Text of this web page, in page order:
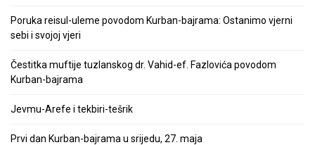
Poruka reisul-uleme povodom Kurban-bajrama: Ostanimo vjerni
sebi i svojoj vjeri
Čestitka muftije tuzlanskog dr. Vahid-ef. Fazlovića povodom
Kurban-bajrama
Jevmu-Arefe i tekbiri-tešrik
Prvi dan Kurban-bajrama u srijedu, 27. maja